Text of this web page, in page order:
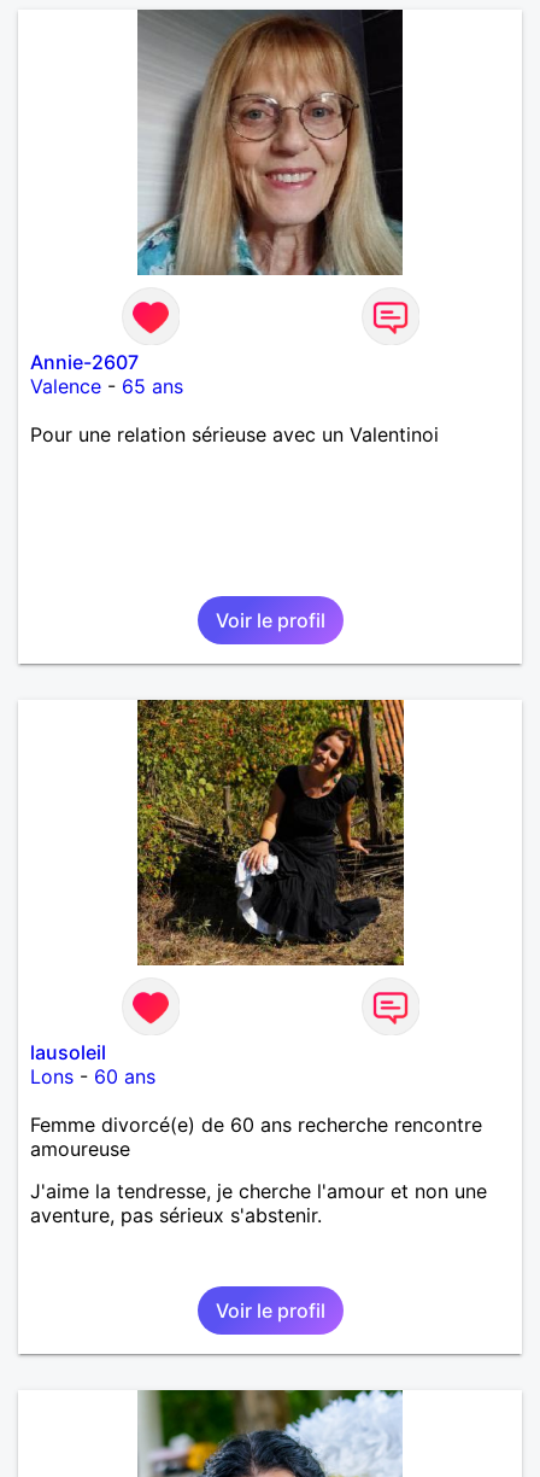
Annie-2607
Valence - 65 ans
Pour une relation sérieuse avec un Valentinoi
Voir le profil
lausoleil
Lons - 60 ans
Femme divorcé(e) de 60 ans recherche rencontre
amoureuse
J'aime la tendresse, je cherche l'amour et non une
aventure, pas sérieux s'abstenir.
Voir le profil